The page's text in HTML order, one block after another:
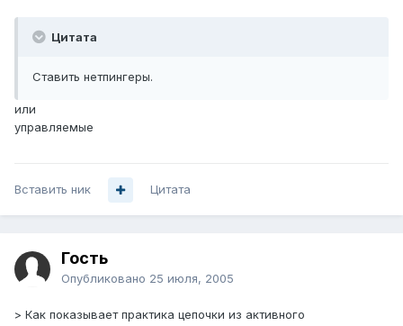
Цитата
Ставить нетпингеры.
или
управляемые
Вставить ник Цитата
Гость
Опубликовано 25 июля, 2005
> Как показывает практика цепочки из активного